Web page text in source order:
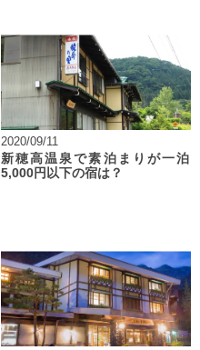
2020/09/11
新穂高温泉で素泊まりが一泊
5,000円以下の宿は？